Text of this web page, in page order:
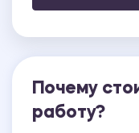
Почему
работу?